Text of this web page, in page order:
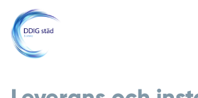
Hoppa till innehåll